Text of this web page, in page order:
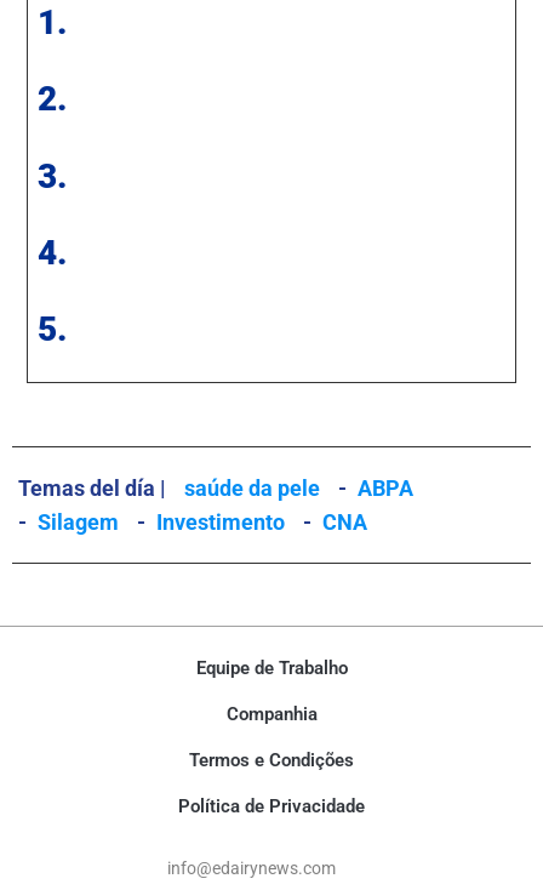
1.
2.
3.
4.
5.
Temas del día | saúde da pele - ABPA
- Silagem - Investimento - CNA
Equipe de Trabalho
Companhia
Termos e Condições
Política de Privacidade
info@edairynews.com